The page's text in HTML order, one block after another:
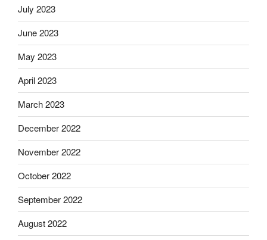
July 2023
June 2023
May 2023
April 2023
March 2023
December 2022
November 2022
October 2022
September 2022
August 2022